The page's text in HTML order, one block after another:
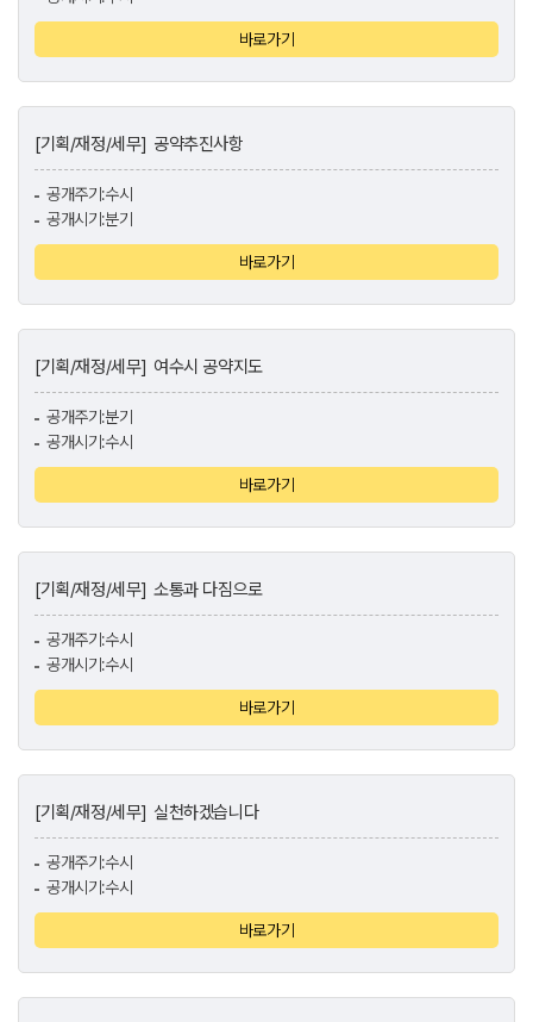
바로가기
[기획/재정/세무] 공약추진사항
공개주기:수시
공개시기:분기
바로가기
[기획/재정/세무] 여수시 공약지도
공개주기:분기
공개시기:수시
바로가기
[기획/재정/세무] 소통과 다짐으로
공개주기:수시
공개시기:수시
바로가기
[기획/재정/세무] 실천하겠습니다
공개주기:수시
공개시기:수시
바로가기